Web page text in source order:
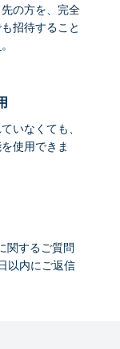
の方を、完全
招待すること
。
いなくても、
使用できま
関するご質問
以内にご返信